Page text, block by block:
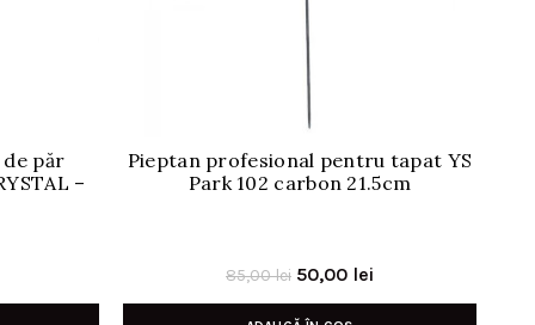
păr
–
Pieptan profesional pentru tapat YS
Park 102 carbon 21.5cm
85,00lei Prețul
inițial
50,00 lei
curent